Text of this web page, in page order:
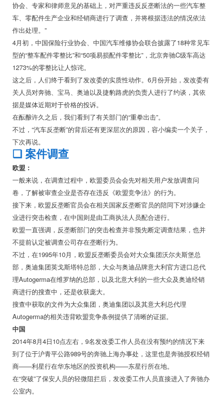
协会、专家和律师意见的基础上，对严重违反反垄断法的一些汽车整
车、零配件生产企业和经销商进行了调查，并将根据违法的情况依法
作出处理。”
4月初，中国保险行业协会、中国汽车维修协会联合披露了18种常见车
型的“整车配件零整比”和“50项易损配件零整比”，北京奔驰C级车高达
1273%的零整比让人惊诧。
这之后，人们终于看到了发改委的实质性动作。6月份开始，发改委有
关人员对奔驰、宝马、奥迪以及捷豹路虎的负责人进行了约谈，其依
据是媒体近期对于价格的投诉。
在酝酿许久之后，我们看到了有关部门的“重拳出击”。
不过，“汽车反垄断”的背后还有更深层次的原因，容小编卖一个关子，
下次再说。
❏ 案件调查
欧盟：
一般来说，在调查过程中，欧盟委员会会先对相关用户发放调查问
卷，了解被审查企业是否存在违反《欧盟竞争法》的行为。
接下来，欧盟反垄断官员会在相关国家反垄断官员的陪同下对涉嫌企
业进行突击检查，在中国则是由工商执法人员配合进行。
欧盟一直强调，反垄断部门的突击检查并非预先断定调查结果，也并
不提前认定被调查公司存在垄断行为。
不过，在1995年10月，欧盟反垄断委员会对大众集团沃尔夫斯堡总
部，奥迪集团英戈斯塔特总部，大众与奥迪品牌意大利官方进口总代
理Autogerma在维罗纳的总部，以及北意大利的一些大众及奥迪经销
商进行的搜查中，还是收获庞大。
搜查中获取的文件为大众集团，奥迪集团以及其意大利总代理
Autogerma的相关违背欧盟竞争条例提供了清晰的证据。
中国
2014年8月4日10点左右，9名发改委工作人员在没有预约的情况下来
到了位于沪青平公路989号的奔驰上海办事处，这里也是奔驰授权经销
商——利星行在华东地区的投资机构——东星行所在地。
在“突破”了保安人员的轻微阻拦后，发改委工作人员直接进入了奔驰办
公室内。